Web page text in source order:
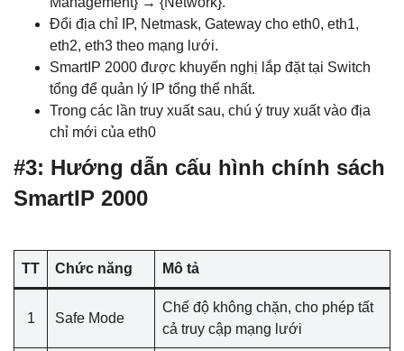
Đổi địa chỉ IP, Netmask, Gateway cho eth0, eth1,
eth2, eth3 theo mạng lưới.
SmartIP 2000 được khuyến nghị lắp đặt tại Switch
tổng để quản lý IP tổng thể nhất.
Trong các lần truy xuất sau, chú ý truy xuất vào địa
chỉ mới của eth0
#3: Hướng dẫn cấu hình chính sách
SmartIP 2000
TT Chức năng Mô tả
1 Safe Mode
Chế độ không chặn, cho phép tất
cả truy cập mạng lưới